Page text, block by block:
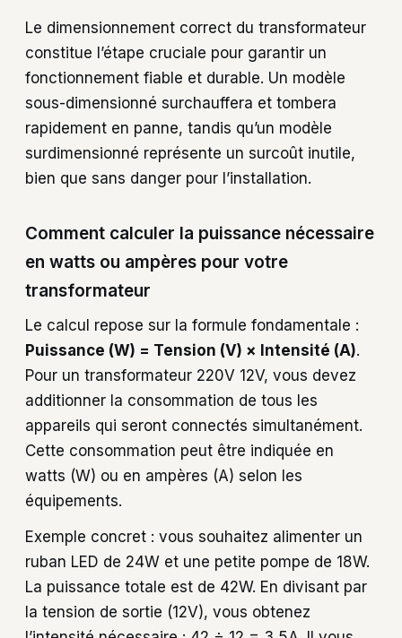
Le dimensionnement correct du transformateur
constitue l’étape cruciale pour garantir un
fonctionnement fiable et durable. Un modèle
sous-dimensionné surchauffera et tombera
rapidement en panne, tandis qu’un modèle
surdimensionné représente un surcoût inutile,
bien que sans danger pour l’installation.
Comment calculer la puissance nécessaire
en watts ou ampères pour votre
transformateur
Le calcul repose sur la formule fondamentale :
Puissance (W) = Tension (V) × Intensité (A).
Pour un transformateur 220V 12V, vous devez
additionner la consommation de tous les
appareils qui seront connectés simultanément.
Cette consommation peut être indiquée en
watts (W) ou en ampères (A) selon les
équipements.
Exemple concret : vous souhaitez alimenter un
ruban LED de 24W et une petite pompe de 18W.
La puissance totale est de 42W. En divisant par
la tension de sortie (12V), vous obtenez